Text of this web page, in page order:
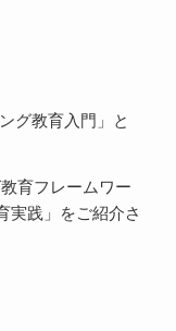
グ教育入門」と
育フレームワー
実践」をご紹介さ